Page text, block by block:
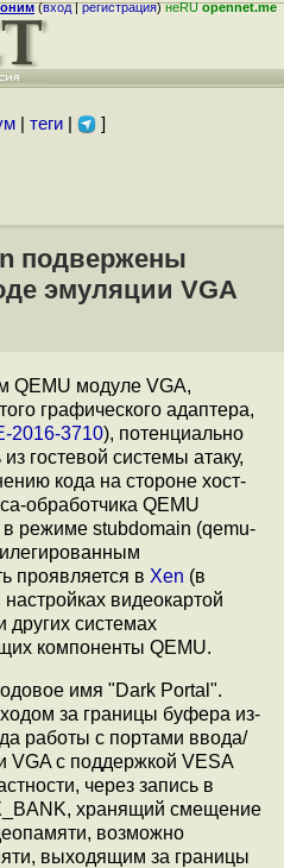
(вход|регистрация)неRUopennet.me
| теги| ]
подвержены
эмуляции VGA
QEMU модуле VGA,
графического адаптера,
2016-3710), потенциально
гостевой системы атаку,
кода на стороне хост-
обработчика QEMU
в режиме stubdomain (qemu-
проявляется в Xen (в
видеокартой
других системах
компоненты QEMU.
имя "Dark Portal".
за границы буфера из-
работы с портами ввода/
c поддержкой VESA
через запись в
хранящий смещение
возможно
выходящим за границы